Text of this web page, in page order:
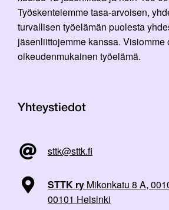
Työskentelemme tasa-arvoisen,
turvallisen työelämän puolesta
jäsenliittojemme kanssa. Visiomme
oikeudenmukainen työelämä.
Yhteystiedot
sttk@sttk.fi
STTK ry Mikonkatu 8 A,
00101 Helsinki